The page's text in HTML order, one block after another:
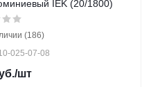
IEK (20/1800)
(186)
025-07-08
/шт